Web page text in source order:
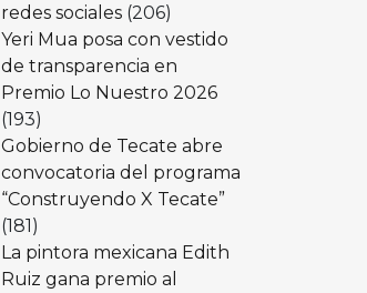
redes sociales (206)
Yeri Mua posa con vestido
de transparencia en
Premio Lo Nuestro 2026
(193)
Gobierno de Tecate abre
convocatoria del programa
“Construyendo X Tecate”
(181)
La pintora mexicana Edith
Ruiz gana premio al